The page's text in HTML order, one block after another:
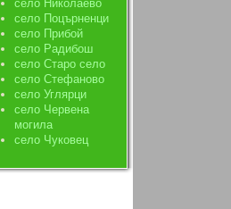
село Николаево
село Поцърненци
село Прибой
село Радибош
село Старо село
село Стефаново
село Углярци
село Червена
могила
село Чуковец